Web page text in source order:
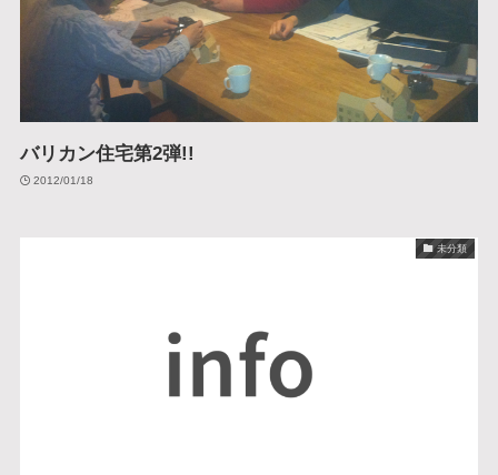
バリカン住宅第2弾!!
2012/01/18
未分類